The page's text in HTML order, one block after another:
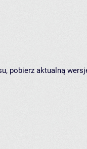
pobierz aktualną